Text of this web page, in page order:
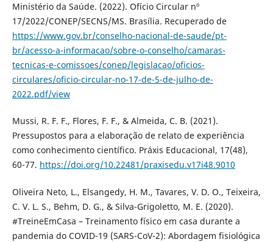
Ministério da Saúde. (2022). Ofício Circular nº
17/2022/CONEP/SECNS/MS. Brasília. Recuperado de
https://www.gov.br/conselho-nacional-de-saude/pt-
br/acesso-a-informacao/sobre-o-conselho/camaras-
tecnicas-e-comissoes/conep/legislacao/oficios-
circulares/oficio-circular-no-17-de-5-de-julho-de-
2022.pdf/view
Mussi, R. F. F., Flores, F. F., & Almeida, C. B. (2021).
Pressupostos para a elaboração de relato de experiência
como conhecimento científico. Práxis Educacional, 17(48),
60-77. https://doi.org/10.22481/praxisedu.v17i48.9010
Oliveira Neto, L., Elsangedy, H. M., Tavares, V. D. O., Teixeira,
C. V. L. S., Behm, D. G., & Silva-Grigoletto, M. E. (2020).
#TreineEmCasa – Treinamento físico em casa durante a
pandemia do COVID-19 (SARS-CoV-2): Abordagem fisiológica